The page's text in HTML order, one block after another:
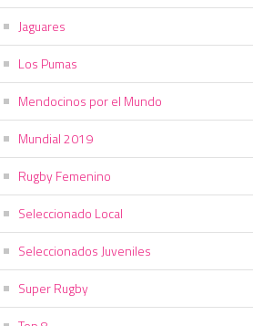
Jaguares
Los Pumas
Mendocinos por el Mundo
Mundial 2019
Rugby Femenino
Seleccionado Local
Seleccionados Juveniles
Super Rugby